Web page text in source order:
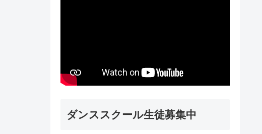
ダンススクール生徒募集中